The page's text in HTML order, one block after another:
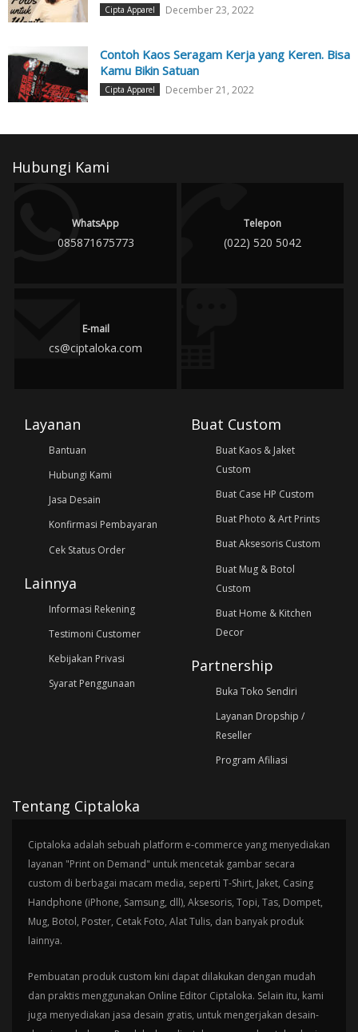
Cipta Apparel December 23, 2022
Contoh Kaos Seragam Kerja yang Keren. Bisa
Kamu Bikin Satuan
Cipta Apparel December 21, 2022
Hubungi Kami
WhatsApp
085871675773
Telepon
(022) 520 5042
E-mail
cs@ciptaloka.com
Layanan
Bantuan
Hubungi Kami
Jasa Desain
Konfirmasi Pembayaran
Cek Status Order
Lainnya
Informasi Rekening
Testimoni Customer
Kebijakan Privasi
Syarat Penggunaan
Buat Custom
Buat Kaos & Jaket
Custom
Buat Case HP Custom
Buat Photo & Art Prints
Buat Aksesoris Custom
Buat Mug & Botol
Custom
Buat Home & Kitchen
Decor
Partnership
Buka Toko Sendiri
Layanan Dropship /
Reseller
Program Afiliasi
Tentang Ciptaloka
Ciptaloka adalah sebuah platform e-commerce yang menyediakan
layanan "Print on Demand" untuk mencetak gambar secara
custom di berbagai macam media, seperti T-Shirt, Jaket, Casing
Handphone (iPhone, Samsung, dll), Aksesoris, Topi, Tas, Dompet,
Mug, Botol, Poster, Cetak Foto, Alat Tulis, dan banyak produk
lainnya.
Pembuatan produk custom kini dapat dilakukan dengan mudah
dan praktis menggunakan Online Editor Ciptaloka. Selain itu, kami
juga menyediakan jasa desain gratis, untuk mengerjakan desain-